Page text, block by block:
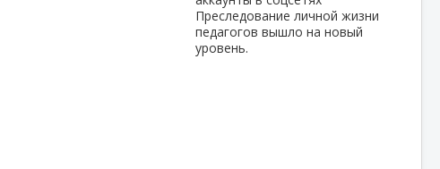
Преследование личной жизни
педагогов вышло на новый
уровень.